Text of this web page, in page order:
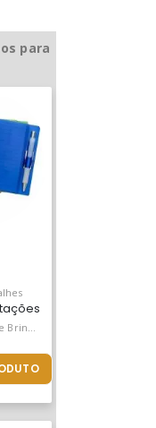
Autoadesivos
Semanais E
De Planejamento
para
Com Caneta E